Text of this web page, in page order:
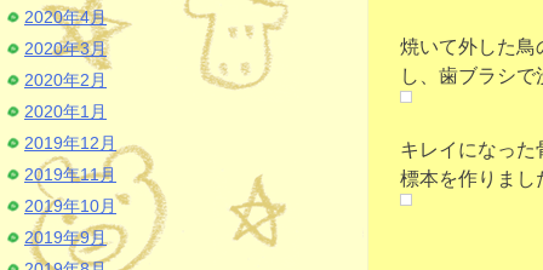
焼いて外した鳥
し、歯ブラシ
キレイになっ
標本を作りまし
2020年4月
2020年3月
2020年2月
2020年1月
2019年12月
2019年11月
2019年10月
2019年9月